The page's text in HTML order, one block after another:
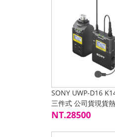
SONY UWP-D16
三件式 公司貨現貨
NT.28500